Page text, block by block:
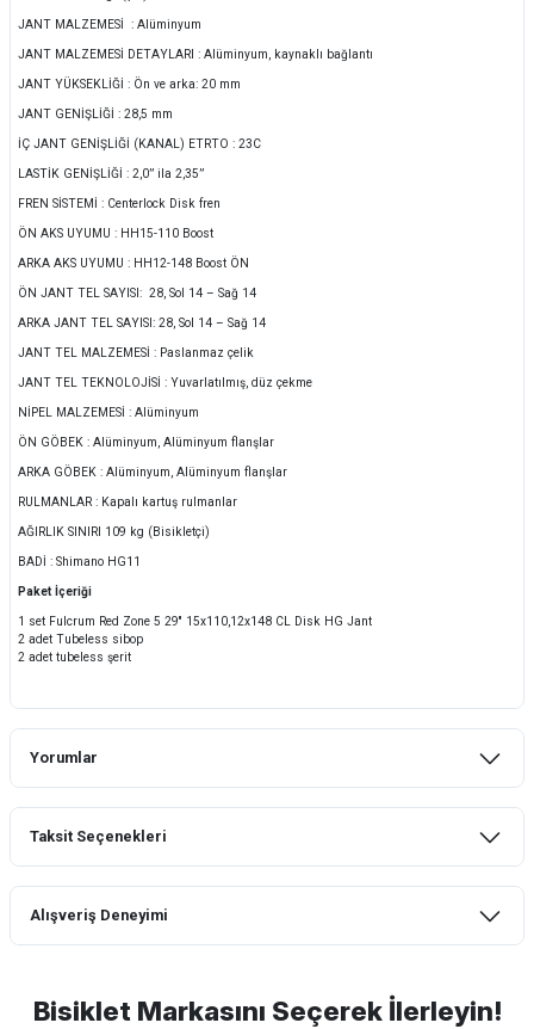
JANT MALZEMESİ : Alüminyum
JANT MALZEMESİ DETAYLARI : Alüminyum, kaynaklı bağlantı
JANT YÜKSEKLİĞİ : Ön ve arka: 20 mm
JANT GENİŞLİĞİ : 28,5 mm
İÇ JANT GENİŞLİĞİ (KANAL) ETRTO : 23C
LASTİK GENİŞLİĞİ : 2,0” ila 2,35”
FREN SİSTEMİ : Centerlock Disk fren
ÖN AKS UYUMU : HH15-110 Boost
ARKA AKS UYUMU : HH12-148 Boost ÖN
ÖN JANT TEL SAYISI: 28, Sol 14 – Sağ 14
ARKA JANT TEL SAYISI: 28, Sol 14 – Sağ 14
JANT TEL MALZEMESİ : Paslanmaz çelik
JANT TEL TEKNOLOJİSİ : Yuvarlatılmış, düz çekme
NİPEL MALZEMESİ : Alüminyum
ÖN GÖBEK : Alüminyum, Alüminyum flanşlar
ARKA GÖBEK : Alüminyum, Alüminyum flanşlar
RULMANLAR : Kapalı kartuş rulmanlar
AĞIRLIK SINIRI 109 kg (Bisikletçi)
BADİ : Shimano HG11
Paket İçeriği
1 set Fulcrum Red Zone 5 29'' 15x110,12x148 CL Disk HG Jant
2 adet Tubeless sibop
2 adet tubeless şerit
Yorumlar
Taksit Seçenekleri
Alışveriş Deneyimi
lastik yanak kısmından 3cm yarıldı ama
normal sürüşe uygun
Bisiklet Markasını Seçerek İlerleyin!